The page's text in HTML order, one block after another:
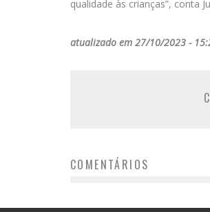
qualidade às crianças”, conta
atualizado em 27/10/2023 -
COMENTÁRIOS